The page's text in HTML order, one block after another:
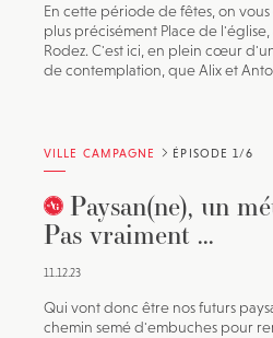
En cette période de fêtes, on
plus précisément Place de l'église,
Rodez. C'est ici, en plein cœur
de contemplation, que Alix et
VILLE CAMPAGNE ÉPISODE 1/6
Paysan(ne), un
Pas vraiment ...
11.12.23
Qui vont donc être nos futurs
chemin semé d'embuches pour